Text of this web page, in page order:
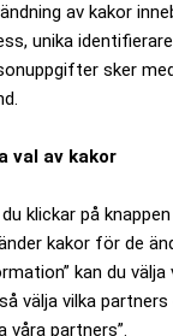
av kakor
unika
sker
val av kakor
klickar på
kakor för de
kan du välja
välja vilka
våra partners”.